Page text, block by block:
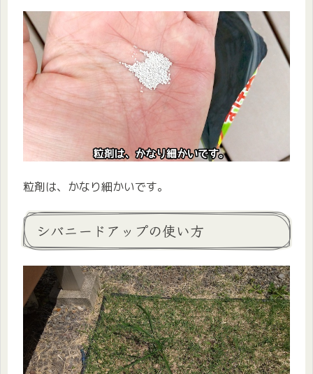
粒剤は、かなり細かいです。
シバニードアップの使い方